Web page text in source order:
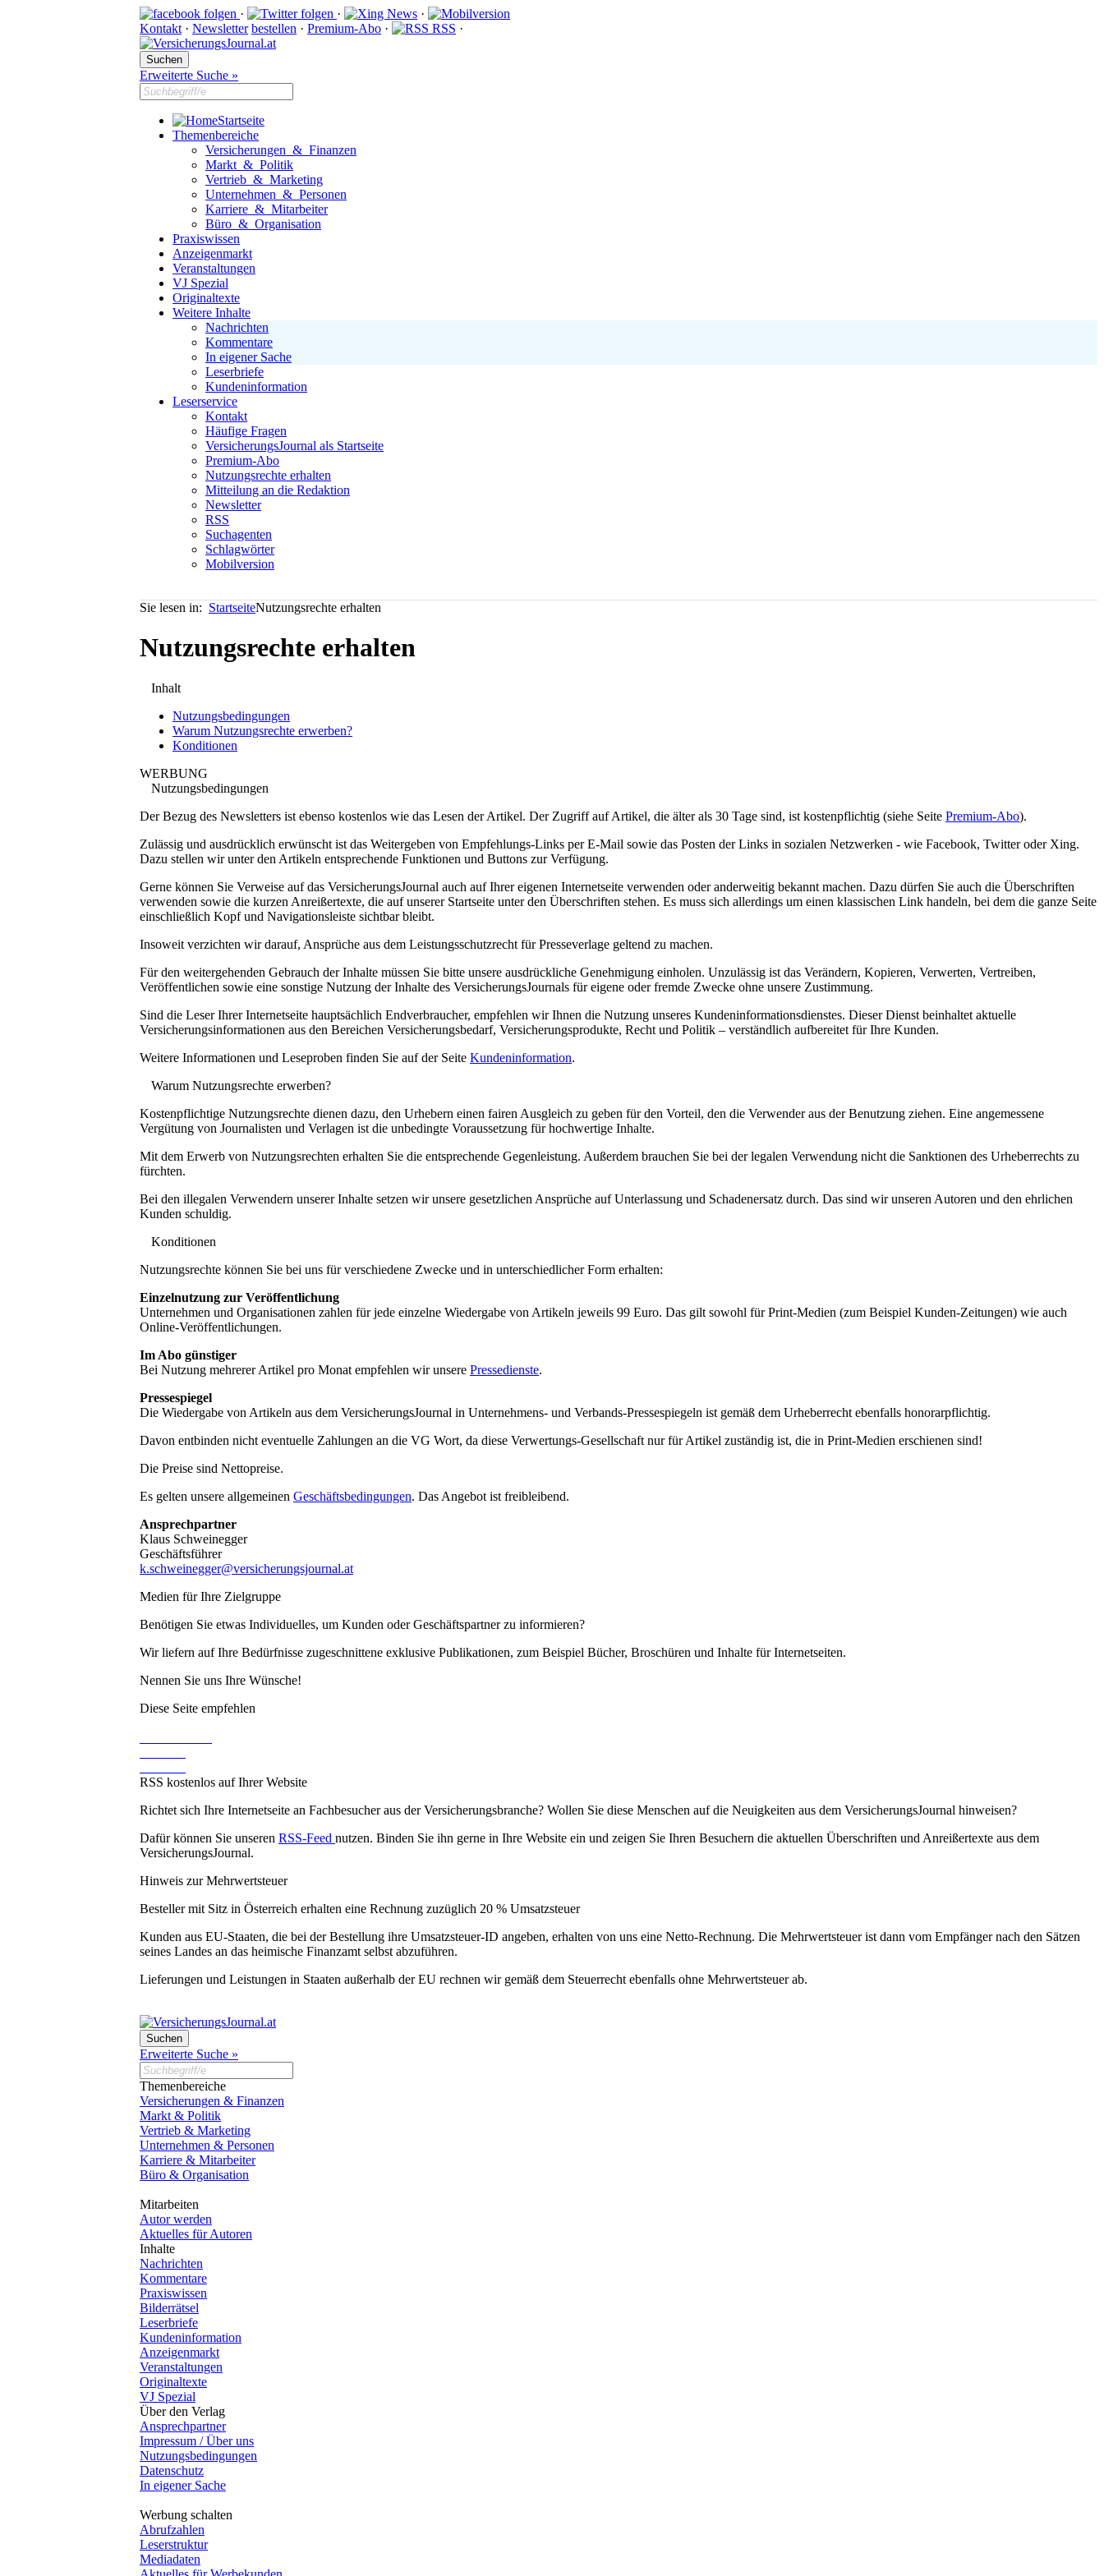
· ·
·
Kontakt · Newsletter bestellen · Premium-Abo · RSS ·
Erweiterte Suche »
Startseite
Themenbereiche
Versicherungen & Finanzen
Markt & Politik
Vertrieb & Marketing
Unternehmen & Personen
Karriere & Mitarbeiter
Büro & Organisation
Praxiswissen
Anzeigenmarkt
Veranstaltungen
VJ Spezial
Originaltexte
Weitere Inhalte
Nachrichten
Kommentare
In eigener Sache
Leserbriefe
Kundeninformation
Leserservice
Kontakt
Häufige Fragen
VersicherungsJournal als Startseite
Premium-Abo
Nutzungsrechte erhalten
Mitteilung an die Redaktion
Newsletter
RSS
Suchagenten
Schlagwörter
Mobilversion
Sie lesen in: StartseiteNutzungsrechte erhalten
Nutzungsrechte erhalten
Inhalt
Nutzungsbedingungen
Warum Nutzungsrechte erwerben?
Konditionen
WERBUNG
Nutzungsbedingungen
Der Bezug des Newsletters ist ebenso kostenlos wie das Lesen der Artikel. Der Zugriff auf Artikel, die älter als 30 Tage sind, ist kostenpflichtig (siehe Seite Premium-Abo).
Zulässig und ausdrücklich erwünscht ist das Weitergeben von Empfehlungs-Links per E-Mail sowie das Posten der Links in sozialen Netzwerken - wie Facebook, Twitter oder Xing.
Dazu stellen wir unter den Artikeln entsprechende Funktionen und Buttons zur Verfügung.
Gerne können Sie Verweise auf das VersicherungsJournal auch auf Ihrer eigenen Internetseite verwenden oder anderweitig bekannt machen. Dazu dürfen Sie auch die Überschriften
verwenden sowie die kurzen Anreißertexte, die auf unserer Startseite unter den Überschriften stehen. Es muss sich allerdings um einen klassischen Link handeln, bei dem die ganze Seite
einschließlich Kopf und Navigationsleiste sichtbar bleibt.
Insoweit verzichten wir darauf, Ansprüche aus dem Leistungsschutzrecht für Presseverlage geltend zu machen.
Für den weitergehenden Gebrauch der Inhalte müssen Sie bitte unsere ausdrückliche Genehmigung einholen. Unzulässig ist das Verändern, Kopieren, Verwerten, Vertreiben,
Veröffentlichen sowie eine sonstige Nutzung der Inhalte des VersicherungsJournals für eigene oder fremde Zwecke ohne unsere Zustimmung.
Sind die Leser Ihrer Internetseite hauptsächlich Endverbraucher, empfehlen wir Ihnen die Nutzung unseres Kundeninformationsdienstes. Dieser Dienst beinhaltet aktuelle
Versicherungsinformationen aus den Bereichen Versicherungsbedarf, Versicherungsprodukte, Recht und Politik – verständlich aufbereitet für Ihre Kunden.
Weitere Informationen und Leseproben finden Sie auf der Seite Kundeninformation.
Warum Nutzungsrechte erwerben?
Kostenpflichtige Nutzungsrechte dienen dazu, den Urhebern einen fairen Ausgleich zu geben für den Vorteil, den die Verwender aus der Benutzung ziehen. Eine angemessene
Vergütung von Journalisten und Verlagen ist die unbedingte Voraussetzung für hochwertige Inhalte.
Mit dem Erwerb von Nutzungsrechten erhalten Sie die entsprechende Gegenleistung. Außerdem brauchen Sie bei der legalen Verwendung nicht die Sanktionen des Urheberrechts zu
fürchten.
Bei den illegalen Verwendern unserer Inhalte setzen wir unsere gesetzlichen Ansprüche auf Unterlassung und Schadenersatz durch. Das sind wir unseren Autoren und den ehrlichen
Kunden schuldig.
Konditionen
Nutzungsrechte können Sie bei uns für verschiedene Zwecke und in unterschiedlicher Form erhalten:
Einzelnutzung zur Veröffentlichung
Unternehmen und Organisationen zahlen für jede einzelne Wiedergabe von Artikeln jeweils 99 Euro. Das gilt sowohl für Print-Medien (zum Beispiel Kunden-Zeitungen) wie auch
Online-Veröffentlichungen.
Im Abo günstiger
Bei Nutzung mehrerer Artikel pro Monat empfehlen wir unsere Pressedienste.
Pressespiegel
Die Wiedergabe von Artikeln aus dem VersicherungsJournal in Unternehmens- und Verbands-Pressespiegeln ist gemäß dem Urheberrecht ebenfalls honorarpflichtig.
Davon entbinden nicht eventuelle Zahlungen an die VG Wort, da diese Verwertungs-Gesellschaft nur für Artikel zuständig ist, die in Print-Medien erschienen sind!
Die Preise sind Nettopreise.
Es gelten unsere allgemeinen Geschäftsbedingungen. Das Angebot ist freibleibend.
Ansprechpartner
Klaus Schweinegger
Geschäftsführer
k.schweinegger@versicherungsjournal.at
Medien für Ihre Zielgruppe
Benötigen Sie etwas Individuelles, um Kunden oder Geschäftspartner zu informieren?
Wir liefern auf Ihre Bedürfnisse zugeschnittene exklusive Publikationen, zum Beispiel Bücher, Broschüren und Inhalte für Internetseiten.
Nennen Sie uns Ihre Wünsche!
Diese Seite empfehlen
RSS kostenlos auf Ihrer Website
Richtet sich Ihre Internetseite an Fachbesucher aus der Versicherungsbranche? Wollen Sie diese Menschen auf die Neuigkeiten aus dem VersicherungsJournal hinweisen?
Dafür können Sie unseren RSS-Feed nutzen. Binden Sie ihn gerne in Ihre Website ein und zeigen Sie Ihren Besuchern die aktuellen Überschriften und Anreißertexte aus dem
VersicherungsJournal.
Hinweis zur Mehrwertsteuer
Besteller mit Sitz in Österreich erhalten eine Rechnung zuzüglich 20 % Umsatzsteuer
Kunden aus EU-Staaten, die bei der Bestellung ihre Umsatzsteuer-ID angeben, erhalten von uns eine Netto-Rechnung. Die Mehrwertsteuer ist dann vom Empfänger nach den Sätzen
seines Landes an das heimische Finanzamt selbst abzuführen.
Lieferungen und Leistungen in Staaten außerhalb der EU rechnen wir gemäß dem Steuerrecht ebenfalls ohne Mehrwertsteuer ab.
Erweiterte Suche »
Themenbereiche
Versicherungen & Finanzen
Markt & Politik
Vertrieb & Marketing
Unternehmen & Personen
Karriere & Mitarbeiter
Büro & Organisation
Mitarbeiten
Autor werden
Aktuelles für Autoren
Inhalte
Nachrichten
Kommentare
Praxiswissen
Bilderrätsel
Leserbriefe
Kundeninformation
Anzeigenmarkt
Veranstaltungen
Originaltexte
VJ Spezial
Über den Verlag
Ansprechpartner
Impressum / Über uns
Nutzungsbedingungen
Datenschutz
In eigener Sache
Werbung schalten
Abrufzahlen
Leserstruktur
Mediadaten